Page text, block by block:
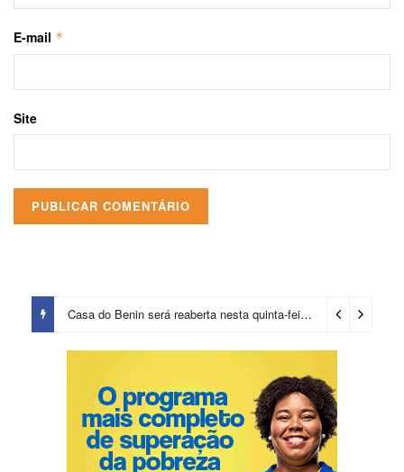
E-mail *
Site
Casa do Benin será reaberta nesta quinta-feira (6) 2 dias ago